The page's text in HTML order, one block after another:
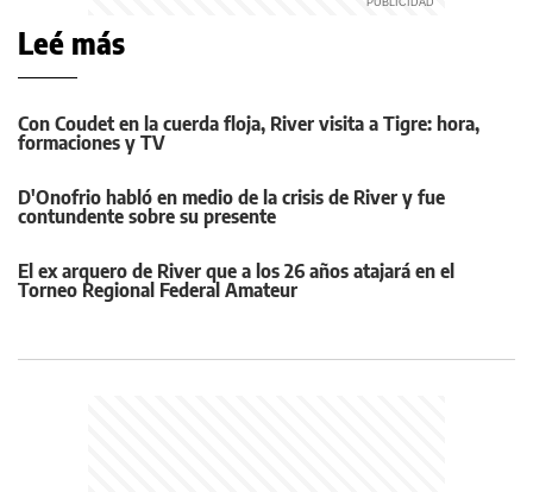
Leé más
Con Coudet en la cuerda floja, River visita a Tigre: hora,
formaciones y TV
D'Onofrio habló en medio de la crisis de River y fue
contundente sobre su presente
El ex arquero de River que a los 26 años atajará en el
Torneo Regional Federal Amateur